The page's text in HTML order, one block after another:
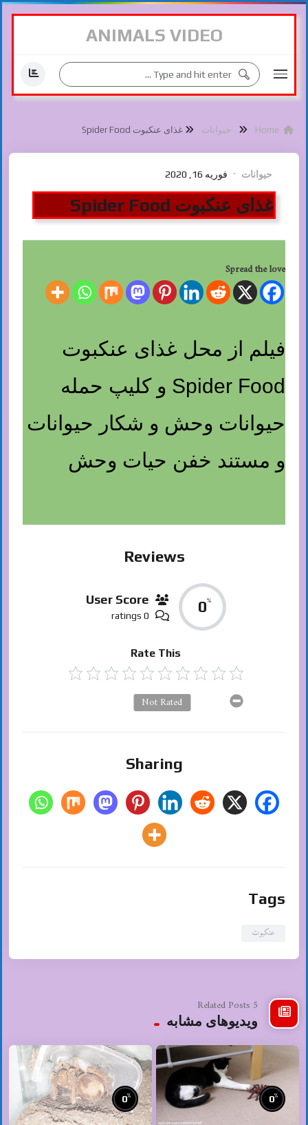
ANIMALS VIDEO
حیوانات غذای عنکبوت Spider Food
حیوانات فوریه 16, 2020
غذای عنکبوت Spider Food
Spread the love
فیلم از محل غذای عنکبوت
Spider Food و کلیپ حمله
حیوانات وحش و شکار حیوانات
و مستند خفن حیات وحش
Reviews
0%
User Score
0 ratings
Rate This
Not Rated
Sharing
Tags
عنکبوت
5 Related Posts
ویدیوهای مشابه
0%
0%